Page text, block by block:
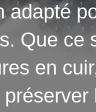
adapté
Que ce
en